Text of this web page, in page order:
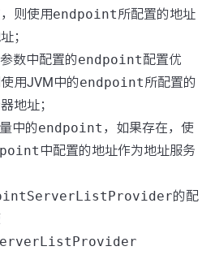
则使用endpoint所配置的地址
；
数中配置的endpoint配置优
用JVM中的endpoint所配置的
地址；
中的endpoint ，如果存在，使
中配置的地址作为地址服务
的配